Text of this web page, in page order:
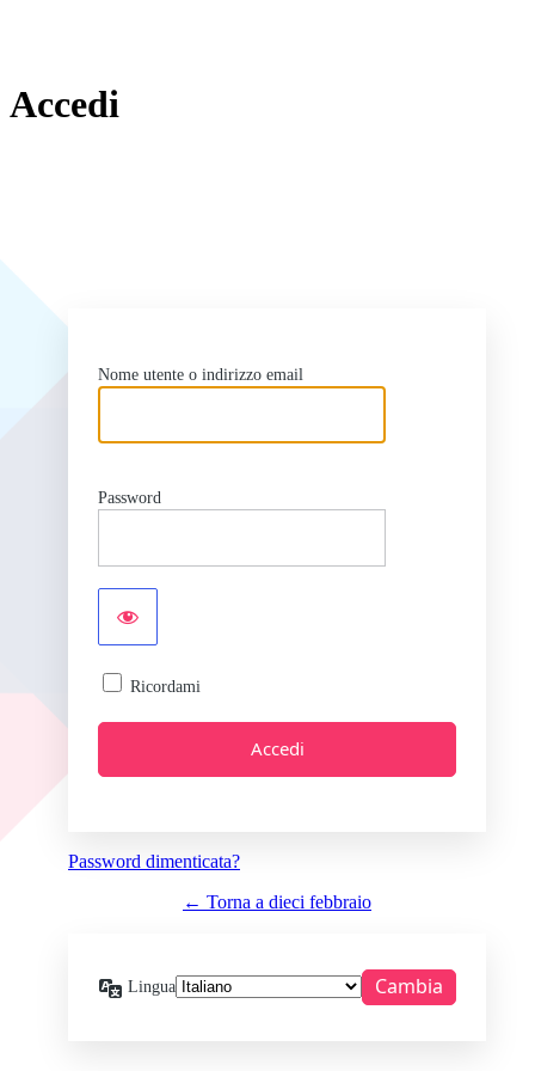
Accedi
Nome utente o indirizzo email
Password
Ricordami
Password dimenticata?
← Torna a dieci febbraio
Lingua